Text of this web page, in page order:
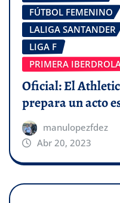
FÚTBOL FEMENINO
LALIGA SANTANDER
LIGA F
PRIMERA
Oficial: El
prepara un acto
manulopezfdez
Abr 20, 2023